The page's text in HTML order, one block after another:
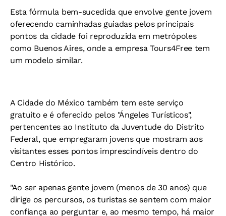
Esta fórmula bem-sucedida que envolve gente jovem
oferecendo caminhadas guiadas pelos principais
pontos da cidade foi reproduzida em metrópoles
como Buenos Aires, onde a empresa Tours4Free tem
um modelo similar.
A Cidade do México também tem este serviço
gratuito e é oferecido pelos "Ángeles Turísticos",
pertencentes ao Instituto da Juventude do Distrito
Federal, que empregaram jovens que mostram aos
visitantes esses pontos imprescindíveis dentro do
Centro Histórico.
"Ao ser apenas gente jovem (menos de 30 anos) que
dirige os percursos, os turistas se sentem com maior
confiança ao perguntar e, ao mesmo tempo, há maior